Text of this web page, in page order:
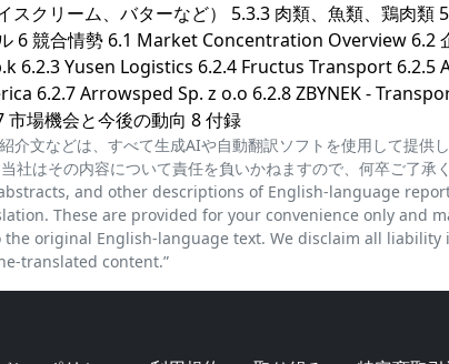
クリーム、バターなど） 5.3.3 肉類、魚類、鶏肉類
6 競合情勢 6.1 Market Concentration Overview 6.2
6.2.3 Yusen Logistics 6.2.4 Fructus Transport 6.2.5
6.2.7 Arrowsped Sp. z o.o 6.2.8 ZBYNEK -
場機会と今後の動向 8 付録
文などは、すべて生成AIや自動翻訳ソフトを使用して提供し
社はその内容について責任を負いかねますので、何卒ご了承
abstracts, and other descriptions of English-language
These are provided for your convenience only and
original English-language text. We disclaim all liability
translated content.”